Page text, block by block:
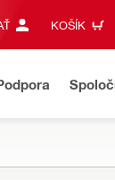
KOŠÍK